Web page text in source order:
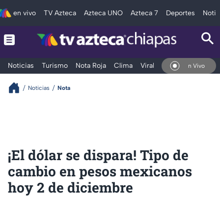
en vivo TV Azteca Azteca UNO Azteca 7 Deportes
Noticias Turismo Nota Roja Clima Viral y Tendencia
En Vivo
Noticias Nota
¡El dólar se dispara! Tipo de
cambio en pesos mexicanos
hoy 2 de diciembre